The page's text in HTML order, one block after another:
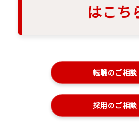
はこち
転職のご相談
採用のご相談